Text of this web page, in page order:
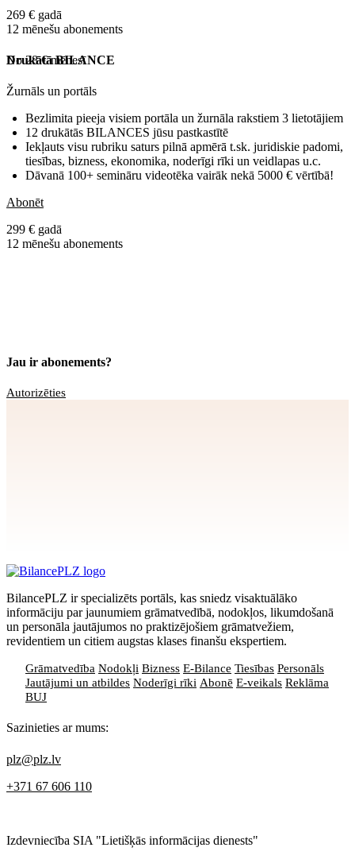
269 € gadā
12 mēnešu abonements
No 28 € mēnesī
Drukātā BILANCE
Žurnāls un portāls
Bezlimita pieeja visiem portāla un žurnāla rakstiem 3 lietotājiem
12 drukātās BILANCES jūsu pastkastītē
Iekļauts visu rubriku saturs pilnā apmērā t.sk. juridiskie padomi,
tiesības, bizness, ekonomika, noderīgi rīki un veidlapas u.c.
Dāvanā 100+ semināru videotēka vairāk nekā 5000 € vērtībā!
Abonēt
299 € gadā
12 mēnešu abonements
Jau ir abonements?
Autorizēties
BilancePLZ ir specializēts portāls, kas sniedz visaktuālāko
informāciju par jaunumiem grāmatvedībā, nodokļos, likumdošanā
un personāla jautājumos no praktizējošiem grāmatvežiem,
revidentiem un citiem augstas klases finanšu ekspertiem.
Grāmatvedība Nodokļi Bizness E-Bilance Tiesības Personāls
Jautājumi un atbildes Noderīgi rīki Abonē E-veikals Reklāma
BUJ
Sazinieties ar mums:
plz@plz.lv
+371 67 606 110
Izdevniecība SIA "Lietišķās informācijas dienests"